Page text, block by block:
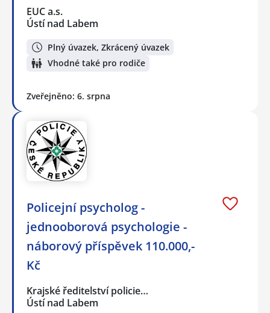
EUC a.s.
Ústí nad Labem
Plný úvazek, Zkrácený úvazek
Vhodné také pro rodiče
Zveřejněno: 6. srpna
Policejní psycholog -
jednooborová psychologie -
náborový příspěvek 110.000,-
Kč
Krajské ředitelství policie…
Ústí nad Labem